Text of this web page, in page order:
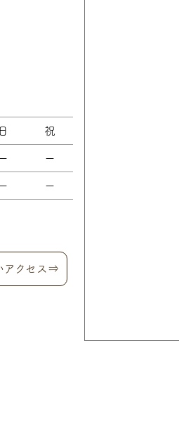
日 祝
ー
ー
アクセス⇒